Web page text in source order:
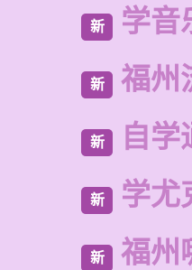
新 学音
新 福州
新 自
新 学尤
新 福州